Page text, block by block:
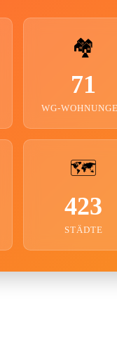
🏘️
71
WG-
🗺️
423
STÄDTE